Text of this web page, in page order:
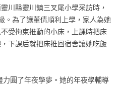
川縣靈川鎮三叉尾小學采訪時，
。為了讓董倩順利上學，家人為她
受拘束推動的小床，上課時把床
下課后就把床推回宿舍讓她吃飯
圓了年夜學夢。她的年夜學輔導